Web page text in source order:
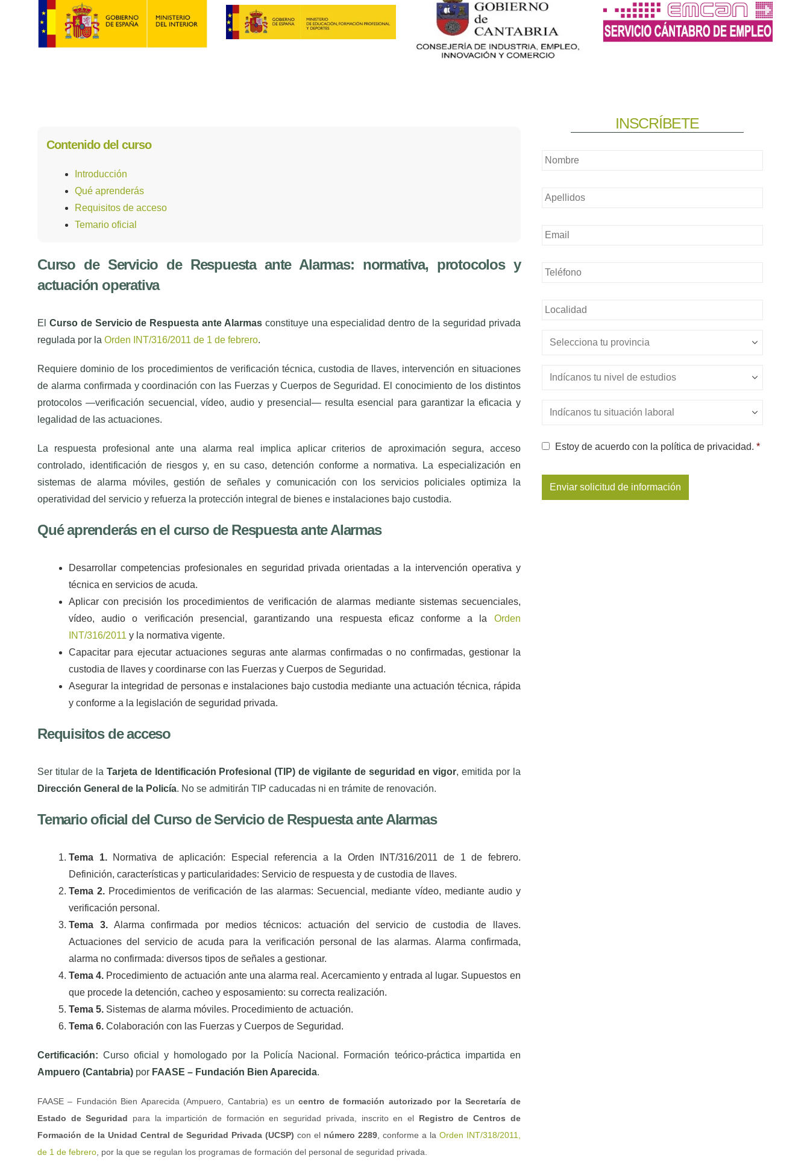
Contenido del curso
Introducción
Qué aprenderás
Requisitos de acceso
Temario oficial
Curso de Servicio de Respuesta ante Alarmas: normativa, protocolos y
actuación operativa
El Curso de Servicio de Respuesta ante Alarmasconstituye una especialidad dentro de la seguridad privada
regulada por la Orden INT/316/2011 de 1 de febrero.
Requiere dominio de los procedimientos de verificación técnica, custodia de llaves, intervención en situaciones
de alarma confirmada y coordinación con las Fuerzas y Cuerpos de Seguridad. El conocimiento de los distintos
protocolos —verificación secuencial, vídeo, audio y presencial— resulta esencial para garantizar la eficacia y
legalidad de las actuaciones.
La respuesta profesional ante una alarma real implica aplicar criterios de aproximación segura, acceso
controlado, identificación de riesgos y, en su caso, detención conforme a normativa. La especialización en
sistemas de alarma móviles, gestión de señales y comunicación con los servicios policiales optimiza la
operatividad del servicio y refuerza la protección integral de bienes e instalaciones bajo custodia.
Qué aprenderás en el curso de Respuesta ante Alarmas
Desarrollar competencias profesionales en seguridad privada orientadas a la intervención operativa y
técnica en servicios de acuda.
Aplicar con precisión los procedimientos de verificación de alarmas mediante sistemas secuenciales,
vídeo, audio o verificación presencial, garantizando una respuesta eficaz conforme a la Orden
INT/316/2011 y la normativa vigente.
Capacitar para ejecutar actuaciones seguras ante alarmas confirmadas o no confirmadas, gestionar la
custodia de llaves y coordinarse con las Fuerzas y Cuerpos de Seguridad.
Asegurar la integridad de personas e instalaciones bajo custodia mediante una actuación técnica, rápida
y conforme a la legislación de seguridad privada.
Requisitos de acceso
Ser titular de la Tarjeta de Identificación Profesional (TIP) de vigilante de seguridad en vigor, emitida por la
Dirección General de la Policía. No se admitirán TIP caducadas ni en trámite de renovación.
Temario oficial del Curso de Servicio de Respuesta ante Alarmas
Tema 1.Normativa de aplicación: Especial referencia a la Orden INT/316/2011 de 1 de febrero.
Definición, características y particularidades: Servicio de respuesta y de custodia de llaves.
Tema 2. Procedimientos de verificación de las alarmas: Secuencial, mediante vídeo, mediante audio y
verificación personal.
Tema 3.Alarma confirmada por medios técnicos: actuación del servicio de custodia de llaves.
Actuaciones del servicio de acuda para la verificación personal de las alarmas. Alarma confirmada,
alarma no confirmada: diversos tipos de señales a gestionar.
Tema 4. Procedimiento de actuación ante una alarma real. Acercamiento y entrada al lugar. Supuestos en
que procede la detención, cacheo y esposamiento: su correcta realización.
Tema 5. Sistemas de alarma móviles. Procedimiento de actuación.
Tema 6. Colaboración con las Fuerzas y Cuerpos de Seguridad.
Certificación: Curso oficial y homologado por la Policía Nacional. Formación teórico-práctica impartida en
Ampuero (Cantabria) por FAASE – Fundación Bien Aparecida.
FAASE – Fundación Bien Aparecida (Ampuero, Cantabria) es uncentro de formación autorizado por la Secretaría de
Estado de Seguridad para la impartición de formación en seguridad privada, inscrito en el Registro de Centros de
Formación de la Unidad Central de Seguridad Privada (UCSP) con el número 2289, conforme a la Orden INT/318/2011,
de 1 de febrero , por la que se regulan los programas de formación del personal de seguridad privada.
INSCRÍBETE
nombre *
nombre *
Nivel
de
Situación
Laboral *
Consentimiento *
Estoy de acuerdo con la política de privacidad. *